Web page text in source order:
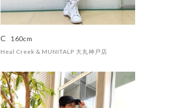
C 160cm
Heal Creek & MUNITALP 大丸神戸店